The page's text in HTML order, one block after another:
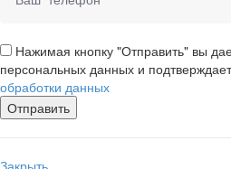
Нажимая кнопку "Отправить" вы
персональных данных и
обработки данных
Закрыть